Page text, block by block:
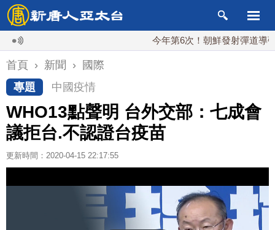
今年第6次！朝鮮發射彈道導彈 落日本
首頁 › 新聞 ›
國際
專題
中國疫情
WHO13點聲明 台外交部：七成會
議拒台.不認證台疫苗
更新時間：2020-04-15 22:17:55